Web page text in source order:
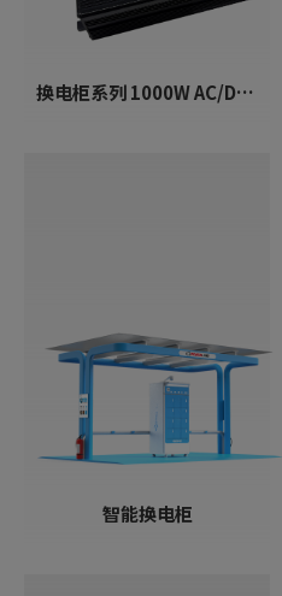
换电柜系列 1000W AC/DC 充电器
智能换电柜